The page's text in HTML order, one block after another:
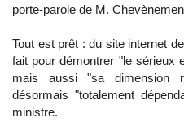
porte-parole de M.
Tout est prêt : du site internet
fait pour démontrer "le sérieux
mais aussi "sa dimension
désormais "totalement
ministre.